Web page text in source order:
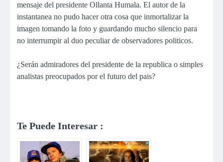
mensaje del presidente Ollanta Humala. El autor de la
instantanea no pudo hacer otra cosa que inmortalizar la
imagen tomando la foto y guardando mucho silencio para
no interrumpir al duo peculiar de observadores politicos.
¿Serán admiradores del presidente de la republica o simples
analistas preocupados por el futuro del pais?
Te Puede Interesar :